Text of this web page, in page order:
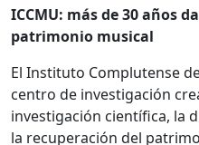
ICCMU: más de 30 años
patrimonio musical
El Instituto Complutense
centro de investigación
investigación científica, la
la recuperación del